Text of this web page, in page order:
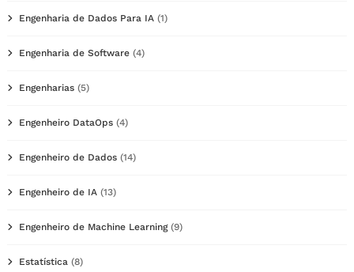
Engenharia de Dados Para IA (1)
Engenharia de Software (4)
Engenharias (5)
Engenheiro DataOps (4)
Engenheiro de Dados (14)
Engenheiro de IA (13)
Engenheiro de Machine Learning(9)
Estatística (8)